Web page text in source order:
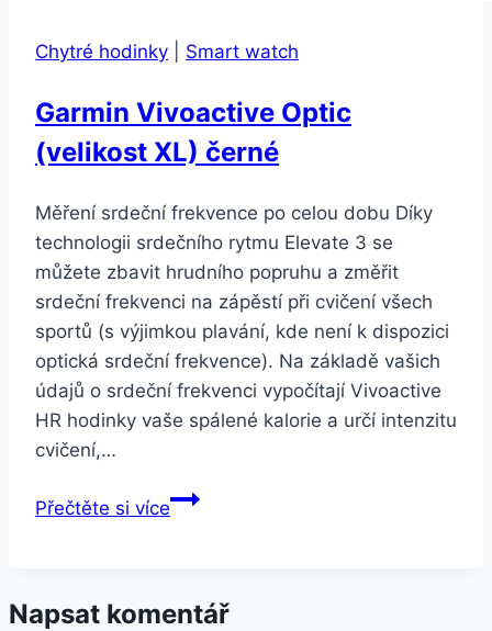
Chytré hodinky Smart watch
Garmin Vivoactive Optic
(velikost XL) černé
Měření srdeční frekvence po celou dobu Díky
technologii srdečního rytmu Elevate 3 se
můžete zbavit hrudního popruhu a změřit
srdeční frekvenci na zápěstí při cvičení všech
sportů (s výjimkou plavání, kde není k dispozici
optická srdeční frekvence). Na základě vašich
údajů o srdeční frekvenci vypočítají Vivoactive
HR hodinky vaše spálené kalorie a určí intenzitu
cvičení,…
Přečtěte si víceGarmin
XL)
Napsat komentář